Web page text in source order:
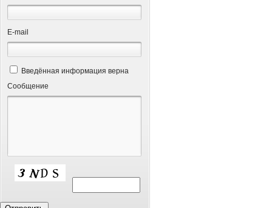
Е-mail
Введённая информация верна
Сообщение